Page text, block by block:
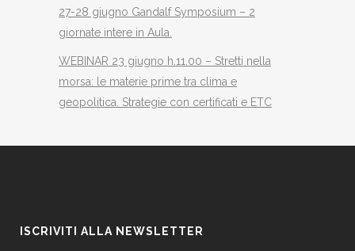
27-28 giugno Gandalf Symposium – 2
giornate intere in Aula.
WEBINAR 23 giugno h.11.00 – Stretti nella
morsa: le materie prime tra clima e
geopolitica. Strategie con certificati e ETC
ISCRIVITI ALLA NEWSLETTER